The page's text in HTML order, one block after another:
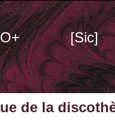
[Sic]
de la